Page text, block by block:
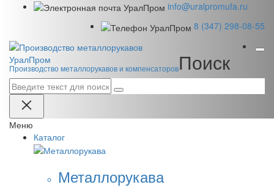
info@uralpromufa.ru
8 (347) 298‑08‑55
УралПром
Производство металлорукавов и компенсаторовПоиск
Меню
Каталог
Металлорукава